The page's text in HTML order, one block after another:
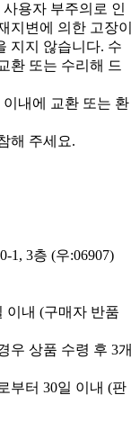
용자 부주의로 인
지변에 의한 고장
지지 않습니다. 수
환 또는 수리해 드
내에 교환 또는 환
해 주세요.
1, 3층 (우:06907)
이내 (구매자 반품
우 상품 수령 후 3
부터 30일 이내 (판